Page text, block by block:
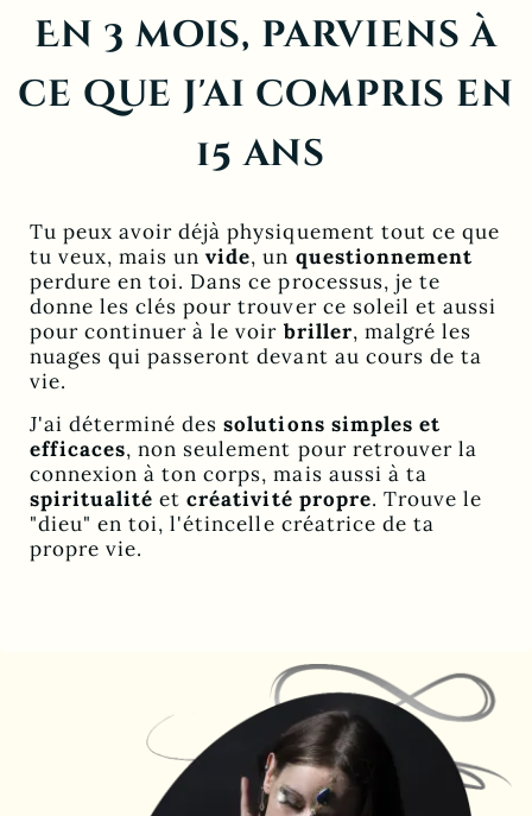
En 3 mois, parviens à
ce que j'ai compris en
15 ans
Tu peux avoir déjà physiquement tout ce que
tu veux, mais unvide, un questionnement
perdure en toi. Dans ce processus, je te
donne les clés pour trouver ce soleil et aussi
pour continuer à le voir briller, malgré les
nuages qui passeront devant au cours de ta
vie.
J'ai déterminé dessolutions simples et
efficaces, non seulement pour retrouver la
connexion à ton corps, mais aussi à ta
spiritualité etcréativité propre. Trouve le
"dieu" en toi, l'étincelle créatrice de ta
propre vie.